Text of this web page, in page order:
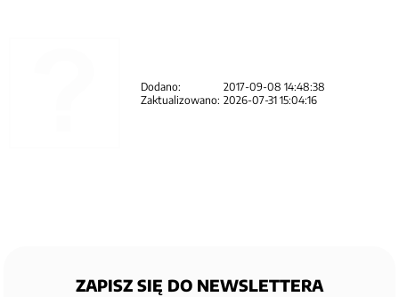
Dodano:
2017-09-08 14:48:38
Zaktualizowano: 2026-07-31 15:04:16
ZAPISZ SIĘ DO NEWSLETTERA